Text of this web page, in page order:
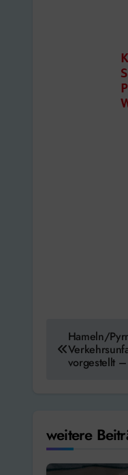
Hameln/
vorgestellt
weitere